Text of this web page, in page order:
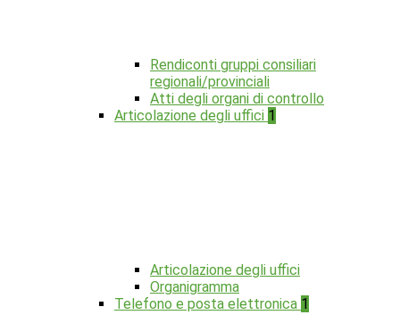
Rendiconti gruppi consiliari
regionali/provinciali
Atti degli organi di controllo
Articolazione degli uffici 1
Articolazione degli uffici
Organigramma
Telefono e posta elettronica 1